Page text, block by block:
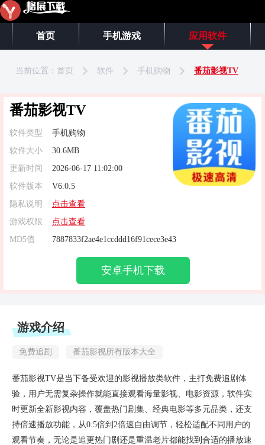
首页 手机游戏 应用软件
当前位置： 首页 软件 手机购物 番茄影视TV
番茄影视TV
软件类型
手机购物
软件大小
30.6MB
更新时间
2026-06-17 11:02:00
软件版本
V6.0.5
隐私说明
点击查看
游戏权限
点击查看
MD5值
7887833f2ae4e1ccddd16f91cece3e43
安卓手机下载
游戏介绍
免费追剧 番茄影视所有版本大全
番茄影视TV是当下备受欢迎的影视播放类软件，主打免费追剧体
验，用户无需复杂操作就能直接观看海量影视、电影资源，软件实
时更新全新影视内容，覆盖热门剧集、经典电影等多元品类，还支
持倍速播放功能，从0.5倍到2倍速自由调节，轻松适配不同用户的
观看节奏，无论是追更热门剧还是重温老片都能找到合适的播放速